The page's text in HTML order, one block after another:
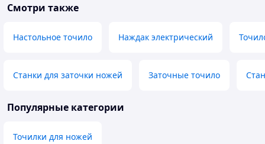
Смотри также
Настольное точило Наждак электрический
Станки для заточки ножей Заточные точило
Популярные категории
Точилки для ножей